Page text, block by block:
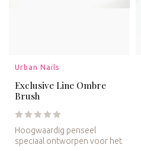
Urban Nails
Exclusive Line Ombre
Brush
Hoogwaardig penseel
speciaal ontworpen voor het